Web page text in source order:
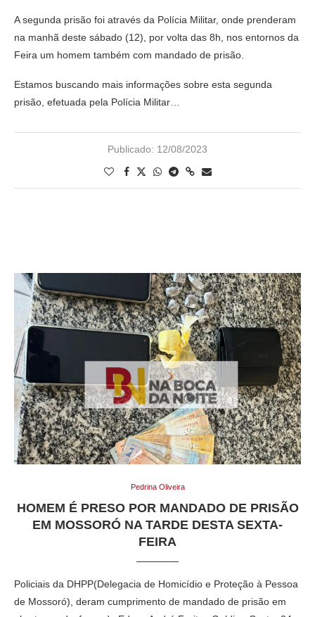
A segunda prisão foi através da Polícia Militar, onde prenderam
na manhã deste sábado (12), por volta das 8h, nos entornos da
Feira um homem também com mandado de prisão.
Estamos buscando mais informações sobre esta segunda
prisão, efetuada pela Polícia Militar…
Publicado: 12/08/2023
Pedrina Oliveira
HOMEM É PRESO POR MANDADO DE PRISÃO
EM MOSSORÓ NA TARDE DESTA SEXTA-
FEIRA
Policiais da DHPP(Delegacia de Homicídio e Proteção à Pessoa
de Mossoró), deram cumprimento de mandado de prisão em